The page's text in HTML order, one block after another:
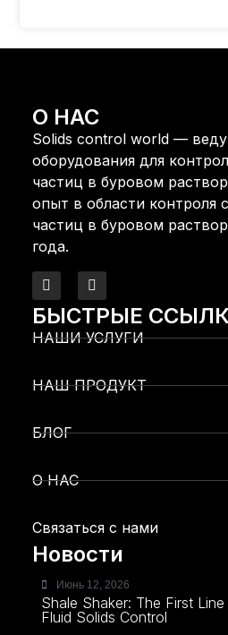
О НАС
Solids control world —
оборудования для
частиц в буровом
опыт в области контроля
частиц в буровом
года.
БЫСТРЫЕ
НАШИ УСЛУГИ
НАШ ПРОДУКТ
БЛОГ
О НАС
Связаться с нами
Новости
Июнь 12, 2026
Shale Shaker: The First
Fluid Solids Control